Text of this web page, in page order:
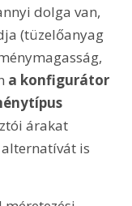
dolga van,
(tüzelőanyag
a konfigurátor
árakat
is